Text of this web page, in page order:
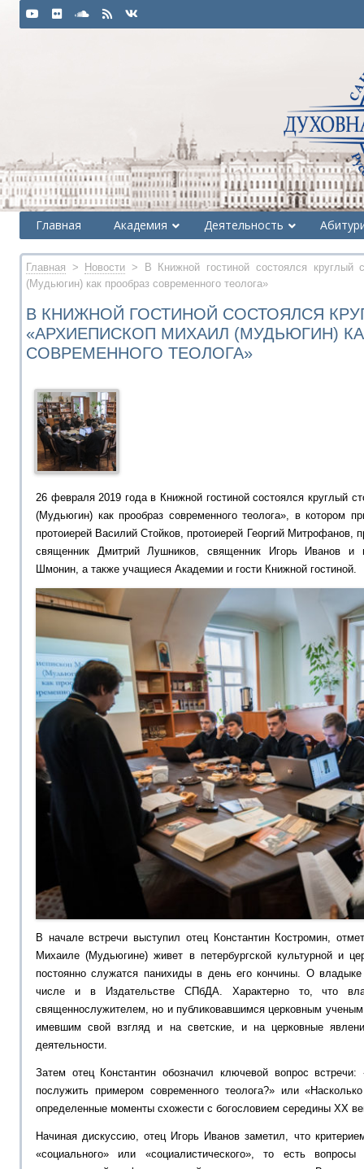
Главная Академия Деятельность
Главная > Новости > В Книжной гостиной состоялся круглый
(Мудьюгин) как прообраз современного теолога»
В КНИЖНОЙ ГОСТИНОЙ СОСТОЯЛСЯ
«АРХИЕПИСКОП МИХАИЛ (МУДЬЮГИН)
СОВРЕМЕННОГО ТЕОЛОГА»
26 февраля 2019 года в Книжной гостиной состоялся круглый
(Мудьюгин) как прообраз современного теолога», в котором
протоиерей Василий Стойков, протоиерей Георгий Митрофанов,
священник Дмитрий Лушников, священник Игорь Иванов и
Шмонин, а также учащиеся Академии и гости Книжной гостиной.
В начале встречи выступил отец Константин Костромин,
Михаиле (Мудьюгине) живет в петербургской культурной и
постоянно служатся панихиды в день его кончины. О
числе и в Издательстве СПбДА. Характерно то, что
священнослужителем, но и публиковавшимся церковным
имевшим свой взгляд и на светские, и на церковные
деятельности.
Затем отец Константин обозначил ключевой вопрос
послужить примером современного теолога?» или
определенные моменты схожести с богословием середины XX
Начиная дискуссию, отец Игорь Иванов заметил, что
«социального» или «социалистического», то есть